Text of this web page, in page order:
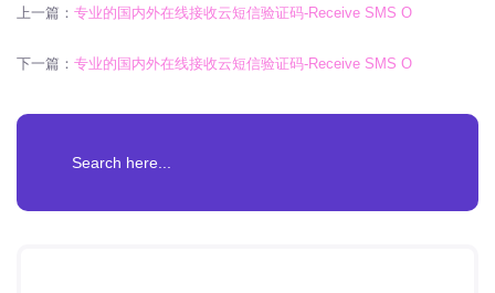
上一篇： 专业的国内外在线接收云短信验证码-Receive SMS O
下一篇： 专业的国内外在线接收云短信验证码-Receive SMS O